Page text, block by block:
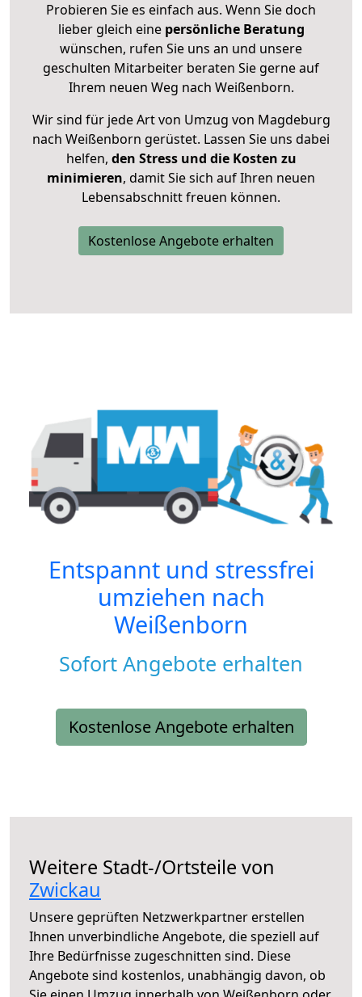
Probieren Sie es einfach aus. Wenn Sie doch
lieber gleich eine persönliche Beratung
wünschen, rufen Sie uns an und unsere
geschulten Mitarbeiter beraten Sie gerne auf
Ihrem neuen Weg nach Weißenborn.
Wir sind für jede Art von Umzug von Magdeburg
nach Weißenborn gerüstet. Lassen Sie uns dabei
helfen, den Stress und die Kosten zu
minimieren, damit Sie sich auf Ihren neuen
Lebensabschnitt freuen können.
Kostenlose Angebote erhalten
Entspannt und stressfrei
umziehen nach
Weißenborn
Sofort Angebote erhalten
Kostenlose Angebote erhalten
Weitere Stadt-/Ortsteile von
Zwickau
Unsere geprüften Netzwerkpartner erstellen
Ihnen unverbindliche Angebote, die speziell auf
Ihre Bedürfnisse zugeschnitten sind. Diese
Angebote sind kostenlos, unabhängig davon, ob